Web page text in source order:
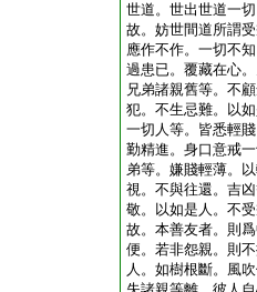
世道。世出世道一
故。妨世間道所謂
應作不作。一切不
過患已。覆藏在心
兄弟諸親舊等。不
犯。不生忌難。以
一切人等。皆悉輕
勤精進。身口意戒
弟等。嫌賤輕薄。
視。不與往還。吉
敬。以如是人。不
故。本善友者。則
便。若非怨親。則
人。如樹根斷。風